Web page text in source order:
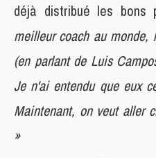
déjà distribué les bons
meilleur coach au
(en parlant de Luis
Je n'ai entendu que eux
Maintenant, on veut aller
»